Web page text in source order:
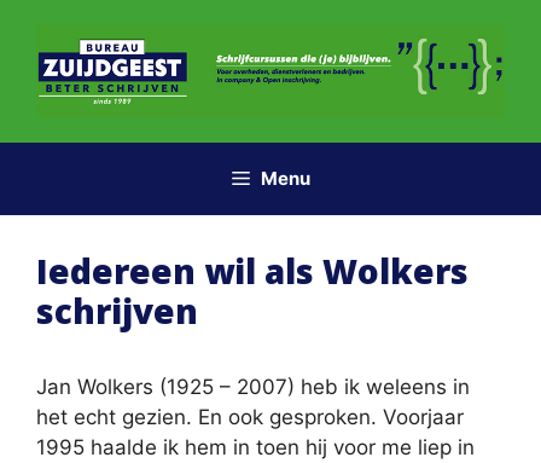
inhoud
Menu
Iedereen wil als Wolkers
schrijven
Jan Wolkers (1925 – 2007) heb ik weleens in
het echt gezien. En ook gesproken. Voorjaar
1995 haalde ik hem in toen hij voor me liep in